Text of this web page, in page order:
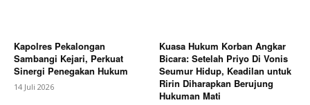
Kapolres Pekalongan
Sambangi Kejari, Perkuat
Sinergi Penegakan Hukum
14 Juli 2026
Kuasa Hukum Korban Angkar
Bicara: Setelah Priyo Di Vonis
Seumur Hidup, Keadilan untuk
Ririn Diharapkan Berujung
Hukuman Mati